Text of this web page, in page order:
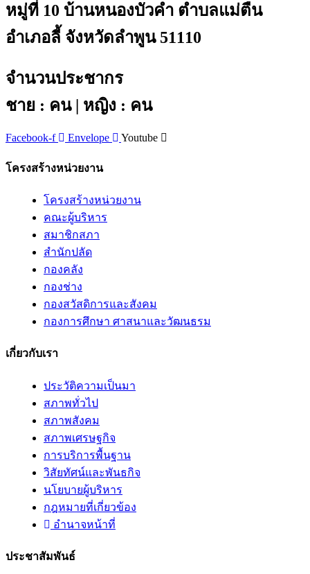
หมู่ที่ 10 บ้านหนองบัวคำ ตำบลแม่ตืน
อำเภอลี้ จังหวัดลำพูน 51110
จำนวนประชากร
ชาย : คน | หญิง : คน
Facebook-f Envelope Youtube
โครงสร้างหน่วยงาน
โครงสร้างหน่วยงาน
คณะผู้บริหาร
สมาชิกสภา
สำนักปลัด
กองคลัง
กองช่าง
กองสวัสดิการและสังคม
กองการศึกษา ศาสนาและวัฒนธรม
เกี่ยวกับเรา
ประวัติความเป็นมา
สภาพทั่วไป
สภาพสังคม
สภาพเศรษฐกิจ
การบริการพื้นฐาน
วิสัยทัศน์และพันธกิจ
นโยบายผู้บริหาร
กฎหมายที่เกี่ยวข้อง
อํานาจหน้าที่
ประชาสัมพันธ์